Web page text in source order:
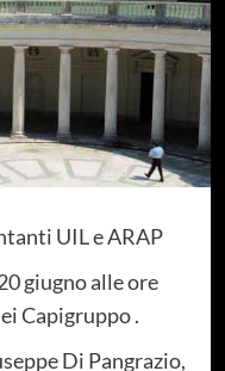
UIL e ARAP
giugno alle ore
Capigruppo .
Di Pangrazio,